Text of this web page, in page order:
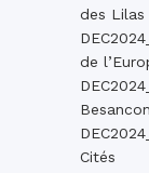
des Lilas
de
Besancon
Cités